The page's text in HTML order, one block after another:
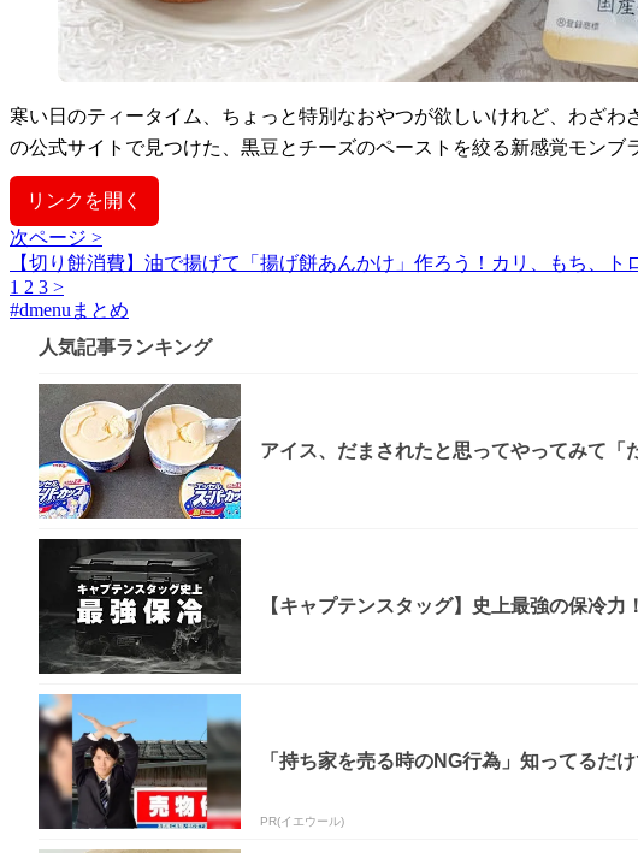
寒い日のティータイム、ちょっと特別なおやつが欲しいけれど、わざ
の公式サイトで見つけた、黒豆とチーズのペーストを絞る新感覚モンブ
リンクを開く
次ページ >
【切り餅消費】油で揚げて「揚げ餅あんかけ」作ろう！カリ、もち、
1 2 3 >
#dmenuまとめ
人気記事ランキング
アイス、だまされたと思ってやってみて「
【キャプテンスタッグ】史上最強の保冷
「持ち家を売る時のNG行為」知ってるだ
PR(イエウール)